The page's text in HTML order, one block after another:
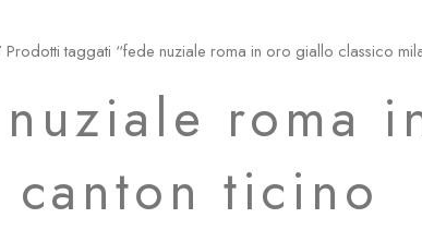
taggati “fede nuziale roma in oro giallo classico
roma
canton ticino